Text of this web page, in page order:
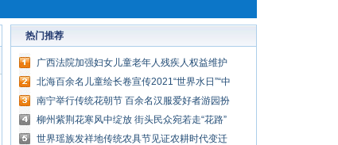
热门推荐
广西法院加强妇女儿童老年人残疾人权益维护
力度
北海百余名儿童绘长卷宣传2021“世界水日”“中
国水周”
南宁举行传统花朝节 百余名汉服爱好者游园扮
靓
柳州紫荆花寒风中绽放 街头民众宛若走“花路”
世界瑶族发祥地传统农具节见证农耕时代变迁